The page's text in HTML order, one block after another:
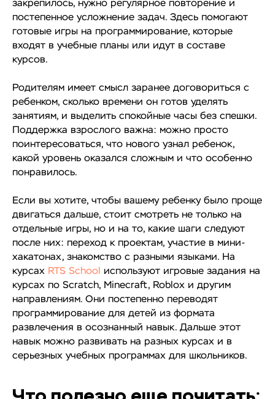
закрепилось, нужно регулярное повторение и
постепенное усложнение задач. Здесь помогают
готовые игры на программирование, которые
входят в учебные планы или идут в составе
курсов.
Родителям имеет смысл заранее договориться с
ребенком, сколько времени он готов уделять
занятиям, и выделить спокойные часы без спешки.
Поддержка взрослого важна: можно просто
поинтересоваться, что нового узнал ребенок,
какой уровень оказался сложным и что особенно
понравилось.
Если вы хотите, чтобы вашему ребенку было проще
двигаться дальше, стоит смотреть не только на
отдельные игры, но и на то, какие шаги следуют
после них: переход к проектам, участие в мини-
хакатонах, знакомство с разными языками. На
курсах RTS School
используют игровые задания на
курсах по Scratch, Minecraft, Roblox и другим
направлениям. Они постепенно переводят
программирование для детей из формата
развлечения в осознанный навык. Дальше этот
навык можно развивать на разных курсах и в
серьезных учебных программах для школьников.